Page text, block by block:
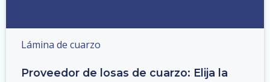
Lámina de cuarzo
Proveedor de losas de cuarzo: Elija la